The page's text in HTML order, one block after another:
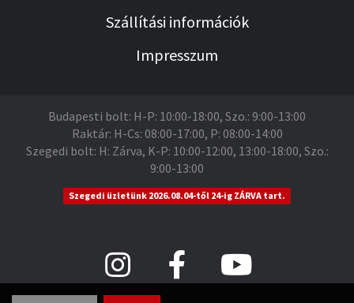
Szállítási információk
Impresszum
Budapesti bolt: H-P: 10:00-18:00, Szo.: 9:00-13:00
Raktár: H-Cs: 08:00-17:00, P: 08:00-14:00
Szegedi bolt: H: Zárva, K-P: 10:00-12:00, 13:00-18:00, Szo.:
9:00-13:00
Szegedi üzletünk 2026.08.04-től 24-ig ZÁRVA tart.